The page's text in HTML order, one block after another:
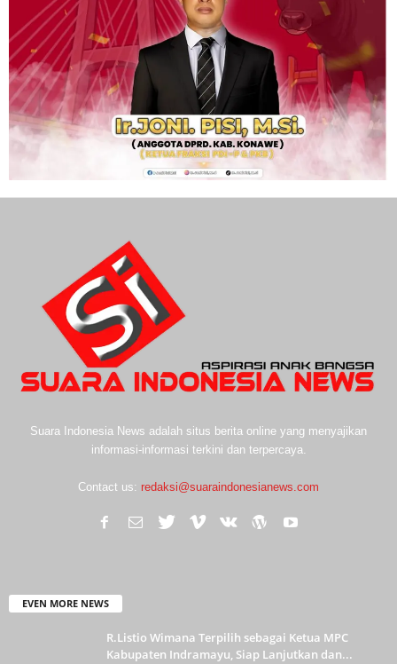
Suara Indonesia News adalah situs berita online yang menyajikan
informasi-informasi terkini dan terpercaya.
Contact us: redaksi@suaraindonesianews.com
EVEN MORE NEWS
R.Listio Wimana Terpilih sebagai Ketua MPC
Kabupaten Indramayu, Siap Lanjutkan dan...